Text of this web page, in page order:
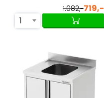
1.082,-719,-
1